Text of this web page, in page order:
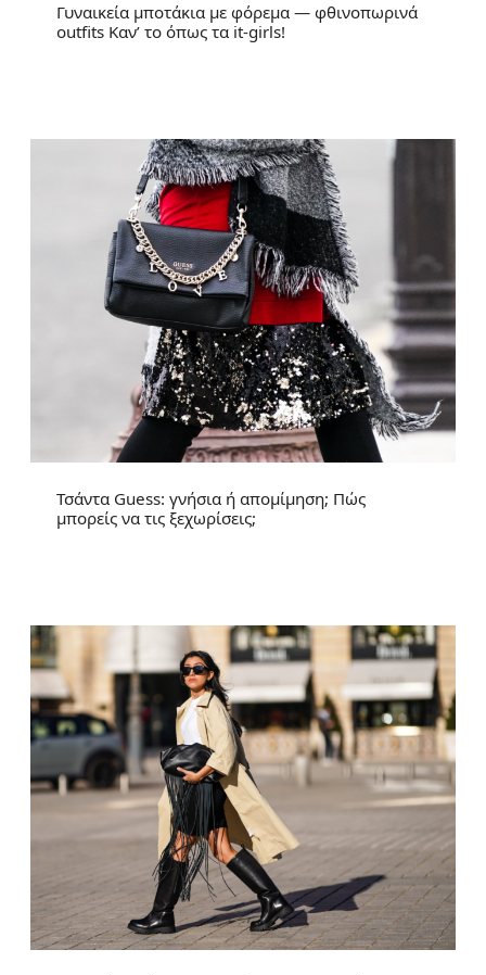
Γυναικεία μποτάκια με φόρεμα — φθινοπωρινά
outfits Καν’ το όπως τα it-girls!
Τσάντα Guess: γνήσια ή απομίμηση; Πώς
μπορείς να τις ξεχωρίσεις;